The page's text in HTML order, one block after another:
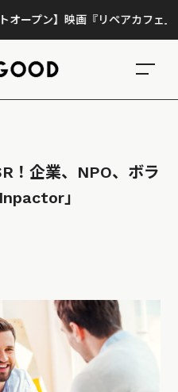
】映画『リペアカフェ』、上映
！企業、NPO、ボラ
」